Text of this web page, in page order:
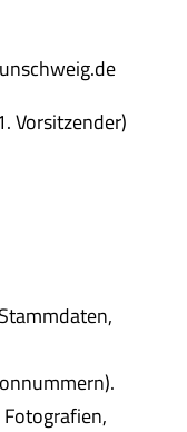
Vorsitzender)